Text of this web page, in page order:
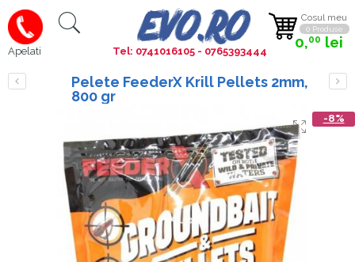
Apelati
Cosul meu
0 Produse
0,00 lei
Tel: 0741016105 - 0765393444
Pelete FeederX Krill Pellets 2mm,
800 gr
-8%